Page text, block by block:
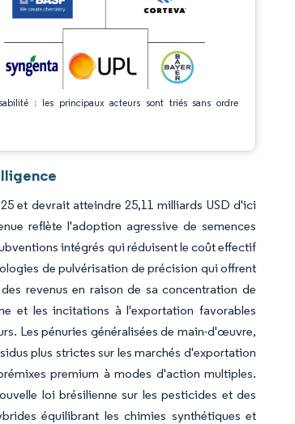
: les principaux acteurs sont triés sans ordre
et devrait atteindre 25,11 milliards USD d'ici
reflète l'adoption agressive de semences
intégrés qui réduisent le coût effectif
de pulvérisation de précision qui offrent
revenus en raison de sa concentration de
et les incitations à l'exportation favorables
Les pénuries généralisées de main-d'œuvre,
plus strictes sur les marchés d'exportation
premium à modes d'action multiples.
loi brésilienne sur les pesticides et des
équilibrant les chimies synthétiques et